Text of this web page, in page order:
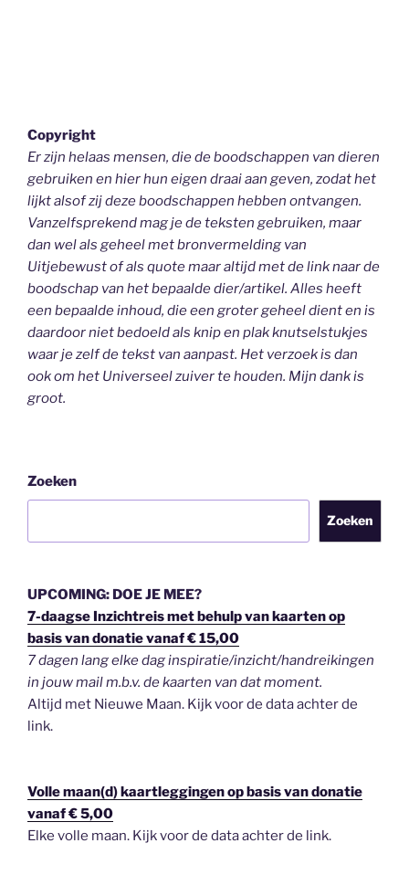
Copyright
Er zijn helaas mensen, die de boodschappen van dieren
gebruiken en hier hun eigen draai aan geven, zodat het
lijkt alsof zij deze boodschappen hebben ontvangen.
Vanzelfsprekend mag je de teksten gebruiken, maar
dan wel als geheelmet bronvermelding van
Uitjebewustof als quote maar altijd met de link naar de
boodschap van het bepaalde dier/artikel. Alles heeft
een bepaalde inhoud, die een groter geheel dient en is
daardoor niet bedoeld als knip en plak knutselstukjes
waar je zelf de tekst van aanpast. Het verzoek is dan
ook om het Universeel zuiver te houden. Mijn dank is
groot.
Zoeken
Zoeken
UPCOMING: DOE JE MEE?
7-daagse Inzichtreis met behulp van kaarten op
basis van donatie vanaf € 15,00
7 dagen lang elke dag inspiratie/inzicht/handreikingen
in jouw mail m.b.v. de kaarten van dat moment.
Altijd met Nieuwe Maan. Kijk voor de data achter de
link.
Volle maan(d) kaartleggingen op basis van donatie
vanaf € 5,00
Elke volle maan. Kijk voor de data achter de link.